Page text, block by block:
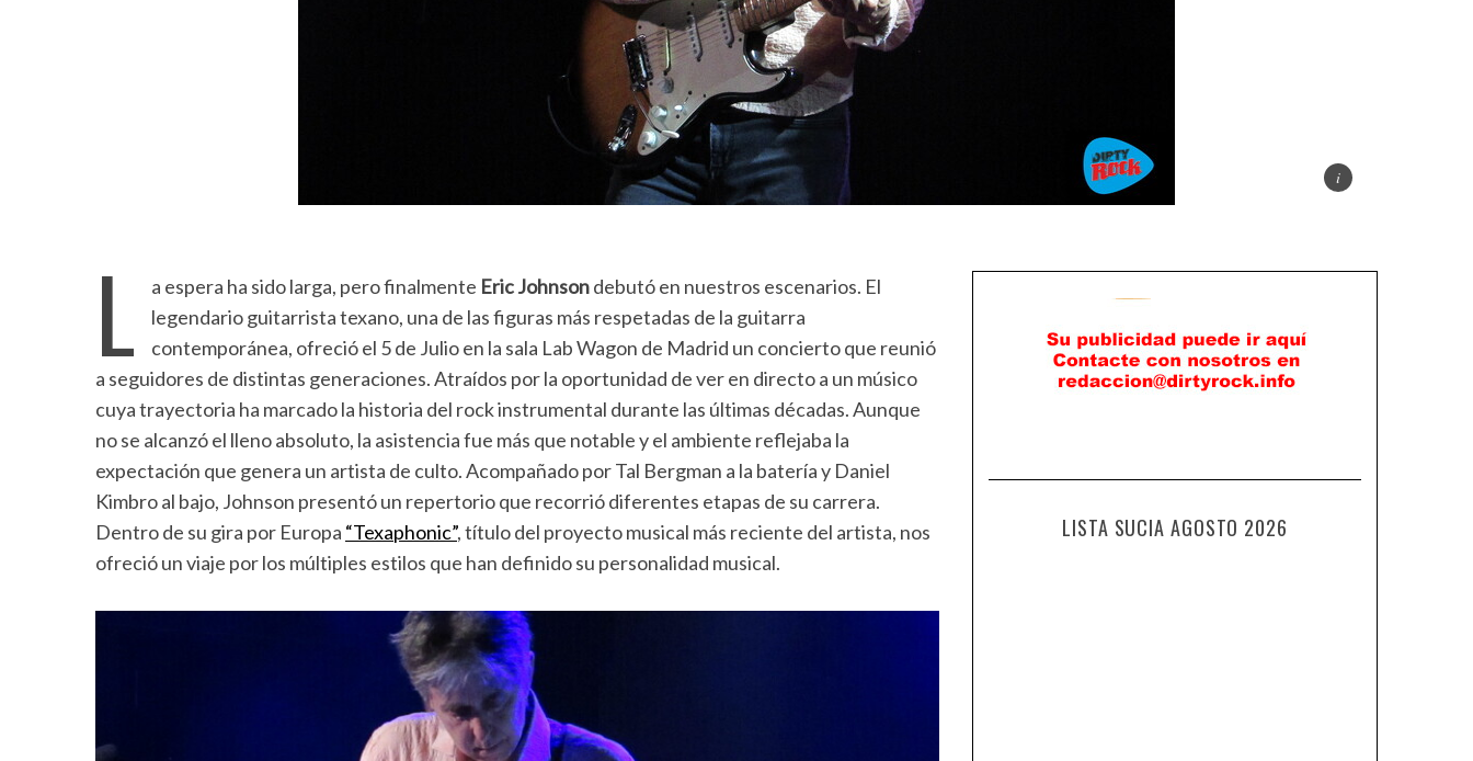
L a espera ha sido larga, pero finalmente Eric Johnsondebutó en nuestros escenarios. El
legendario guitarrista texano, una de las figuras más respetadas de la guitarra
contemporánea, ofreció el 5 de Julio en la sala Lab Wagon de Madrid un concierto que reunió
a seguidores de distintas generaciones. Atraídos por la oportunidad de ver en directo a un músico
cuya trayectoria ha marcado la historia del rock instrumental durante las últimas décadas. Aunque
no se alcanzó el lleno absoluto, la asistencia fue más que notable y el ambiente reflejaba la
expectación que genera un artista de culto. Acompañado por Tal Bergman a la batería y Daniel
Kimbro al bajo, Johnson presentó un repertorio que recorrió diferentes etapas de su carrera.
Dentro de su gira por Europa “Texaphonic”, título del proyecto musical más reciente del artista, nos
ofreció un viaje por los múltiples estilos que han definido su personalidad musical.
LISTA SUCIA AGOSTO 2026